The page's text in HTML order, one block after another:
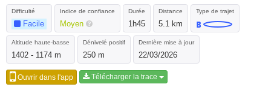
Difficulté
Facile
Indice de confiance
Moyen
Durée
1h45
Distance
5.1 km
Type de trajet
Altitude haute-basse
1402 - 1174 m
Dénivelé positif
250 m
Dernière mise à jour
22/03/2026
Ouvrir dans l'app Télécharger la trace